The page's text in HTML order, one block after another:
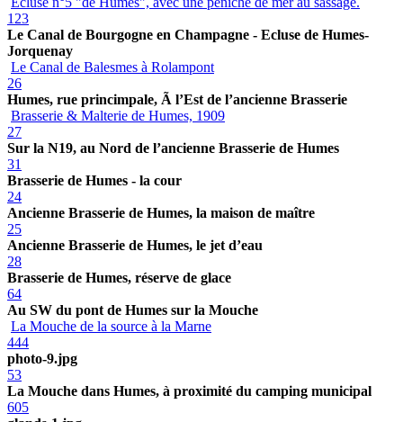
123
Le Canal de Bourgogne en Champagne - Ecluse de Humes-
Jorquenay
Le Canal de Balesmes à Rolampont
26
Humes, rue princimpale, Ã l’Est de l’ancienne Brasserie
Brasserie & Malterie de Humes, 1909
27
Sur la N19, au Nord de l’ancienne Brasserie de Humes
31
Brasserie de Humes - la cour
24
Ancienne Brasserie de Humes, la maison de maître
25
Ancienne Brasserie de Humes, le jet d’eau
28
Brasserie de Humes, réserve de glace
64
Au SW du pont de Humes sur la Mouche
La Mouche de la source à la Marne
444
photo-9.jpg
53
La Mouche dans Humes, à proximité du camping municipal
605